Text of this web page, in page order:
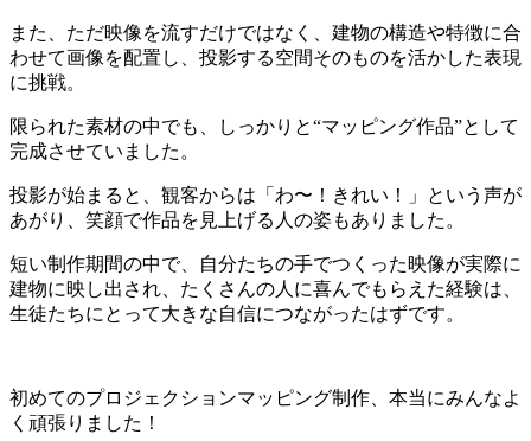
また、ただ映像を流すだけではなく、建物の構造や特徴に合
わせて画像を配置し、投影する空間そのものを活かした表現
に挑戦。
限られた素材の中でも、しっかりと“マッピング作品”として
完成させていました。
投影が始まると、観客からは「わ〜！きれい！」という声が
あがり、笑顔で作品を見上げる人の姿もありました。
短い制作期間の中で、自分たちの手でつくった映像が実際に
建物に映し出され、たくさんの人に喜んでもらえた経験は、
生徒たちにとって大きな自信につながったはずです。
初めてのプロジェクションマッピング制作、本当にみんなよ
く頑張りました！